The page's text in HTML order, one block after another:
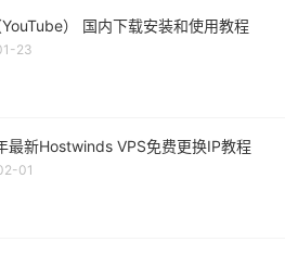
） 国内下载安装和使用教程
23
最新Hostwinds VPS免费更换IP教程
01